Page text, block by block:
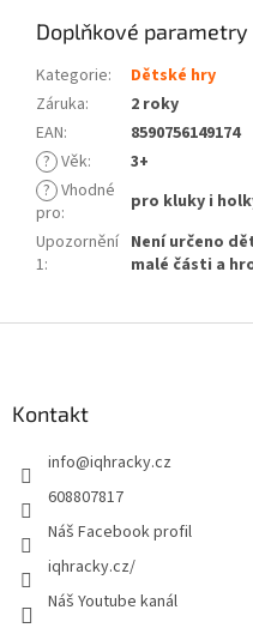
Doplňkové parametry
Kategorie:
Dětské hry
Záruka:
2 roky
EAN:
8590756149174
? Věk:
3+
? Vhodné
pro:
pro kluky i
Upozornění
1:
Není určeno
malé části a
Kontakt
info@iqhracky.cz
608807817
Náš Facebook profil
iqhracky.cz/
Náš Youtube kanál